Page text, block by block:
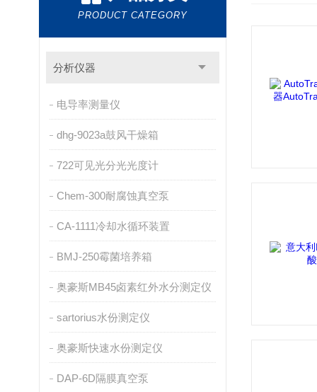
PRODUCT CATEGORY
分析仪器
电导率测量仪
dhg-9023a鼓风干燥箱
722可见光分光光度计
Chem-300耐腐蚀真空泵
CA-1111冷却水循环装置
BMJ-250霉菌培养箱
奥豪斯MB45卤素红外水分测定仪
sartorius水份测定仪
奥豪斯快速水份测定仪
DAP-6D隔膜真空泵